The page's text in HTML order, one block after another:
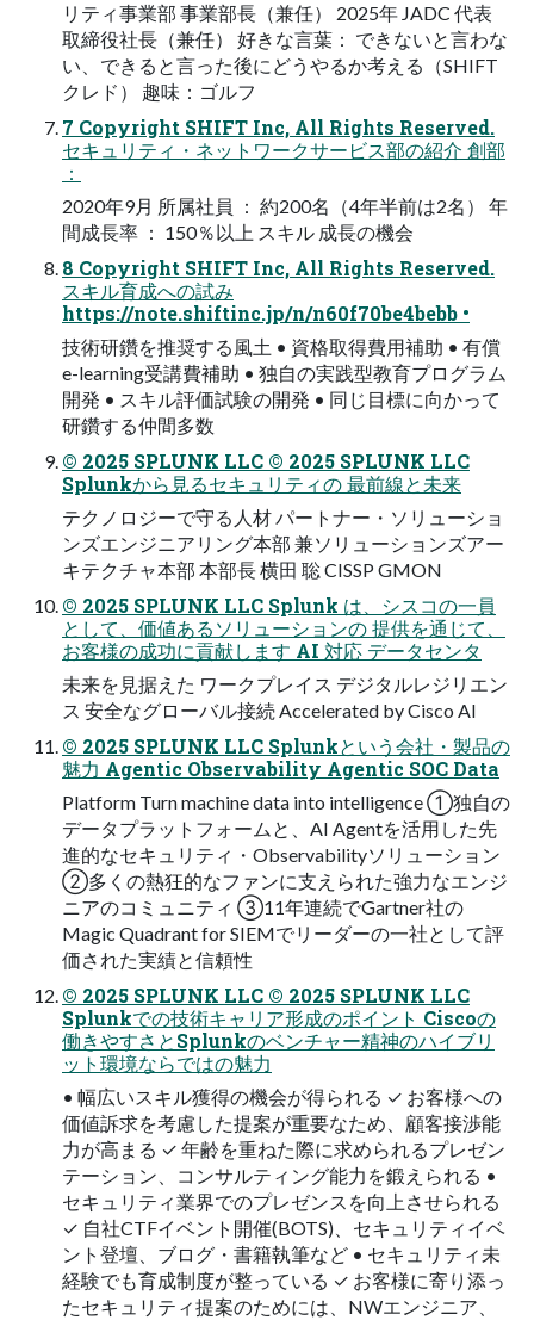
リティ事業部 事業部長（兼任） 2025年 JADC 代表
取締役社長（兼任） 好きな言葉： できないと言わな
い、できると言った後にどうやるか考える（SHIFT
クレド） 趣味：ゴルフ
7 Copyright SHIFT Inc, All Rights Reserved.
セキュリティ・ネットワークサービス部の紹介 創部
：
2020年9月 所属社員 ： 約200名（4年半前は2名） 年
間成長率 ： 150％以上 スキル 成長の機会
8 Copyright SHIFT Inc, All Rights Reserved.
スキル育成への試み
https://note.shiftinc.jp/n/n60f70be4bebb •
技術研鑽を推奨する風土 • 資格取得費用補助 • 有償
e-learning受講費補助 • 独自の実践型教育プログラム
開発 • スキル評価試験の開発 • 同じ目標に向かって
研鑽する仲間多数
© 2025 SPLUNK LLC © 2025 SPLUNK LLC
Splunkから見るセキュリティの 最前線と未来
テクノロジーで守る人材 パートナー・ソリューショ
ンズエンジニアリング本部 兼ソリューションズアー
キテクチャ本部 本部長 横田 聡 CISSP GMON
© 2025 SPLUNK LLC Splunk は、シスコの一員
として、価値あるソリューションの 提供を通じて、
お客様の成功に貢献します AI 対応 データセンタ
未来を見据えた ワークプレイス デジタルレジリエン
ス 安全なグローバル接続 Accelerated by Cisco AI
© 2025 SPLUNK LLC Splunkという会社・製品の
魅力 Agentic Observability Agentic SOC Data
Platform Turn machine data into intelligence ①独自の
データプラットフォームと、AI Agentを活用した先
進的なセキュリティ・Observabilityソリューション
②多くの熱狂的なファンに支えられた強力なエンジ
ニアのコミュニティ ③11年連続でGartner社の
Magic Quadrant for SIEMでリーダーの一社として評
価された実績と信頼性
© 2025 SPLUNK LLC © 2025 SPLUNK LLC
Splunkでの技術キャリア形成のポイント Ciscoの
働きやすさとSplunkのベンチャー精神のハイブリ
ット環境ならではの魅力
• 幅広いスキル獲得の機会が得られる ✓ お客様への
価値訴求を考慮した提案が重要なため、顧客接渉能
力が高まる ✓ 年齢を重ねた際に求められるプレゼン
テーション、コンサルティング能力を鍛えられる •
セキュリティ業界でのプレゼンスを向上させられる
✓ 自社CTFイベント開催(BOTS)、セキュリティイベ
ント登壇、ブログ・書籍執筆など • セキュリティ未
経験でも育成制度が整っている ✓ お客様に寄り添っ
たセキュリティ提案のためには、NWエンジニア、